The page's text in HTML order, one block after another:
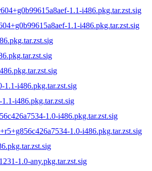
1.1-i486.pkg.tar.zst.sig
1.1-i486.pkg.tar.zst.sig
1.1-i486.pkg.tar.zst.sig
i486.pkg.tar.zst.sig
1.0-i486.pkg.tar.zst.sig
1.0-i486.pkg.tar.zst.sig
1.0-any.pkg.tar.zst.sig